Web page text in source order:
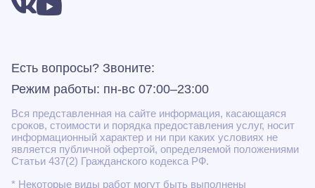
Есть вопросы? Звоните:
Режим работы: пн-вс 07:00–23:00
Вся представленная на сайте информация, касающаяся
сроков, стоимости и порядка предоставления услуг, носит
информационный характер и ни при каких условиях не
является публичной офертой, определяемой положениями
Статьи 437(2) Гражданского кодекса РФ.
* Некоторые виды работ могут быть выполнены